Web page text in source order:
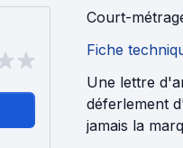
Court-
Fiche
Une lettre
déferlement
jamais la